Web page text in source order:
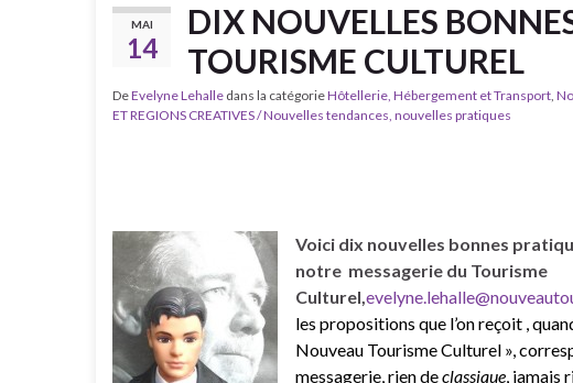
MAI
14
DIX NOUVELLES
TOURISME CULTUREL
DeEvelyne Lehalle dans la catégorieHôtellerie, Hébergement et Transport,
ET REGIONS CREATIVES / Nouvelles tendances, nouvelles pratiques
Voici dix nouvelles bonnes
notre messagerie du Tourisme
Culturel,
les propositions que l’on reçoit ,
Nouveau Tourisme Culturel »,
messagerie, rien declassique, jamais